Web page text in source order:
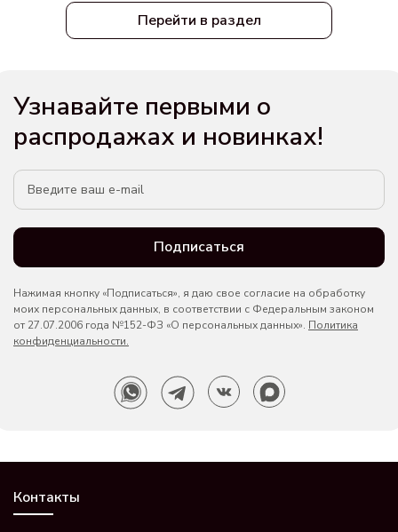
Перейти в раздел
Узнавайте первыми о
распродажах и новинках!
Подписаться
Нажимая кнопку «Подписаться», я даю свое согласие на обработку
моих персональных данных, в соответствии с Федеральным законом
от 27.07.2006 года №152-ФЗ «О персональных данных». Политика
конфиденциальности.
Контакты